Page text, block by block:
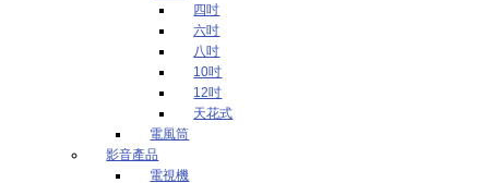
四吋
六吋
八吋
10吋
12吋
天花式
電風筒
影音產品
電視機